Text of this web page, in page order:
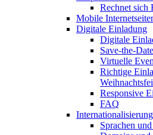
Rechnet sich
Mobile
Digitale Einladung
Digitale
Save-the-
Virtuelle
Richtige
Responsive
FAQ
Internationalisierung
Sprachen